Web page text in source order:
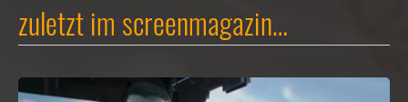
zuletzt im screenmagazin…